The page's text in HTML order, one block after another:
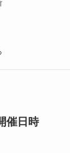
催日時